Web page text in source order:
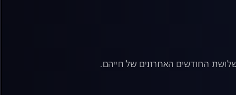
החודשים האחרונים של חייהם.